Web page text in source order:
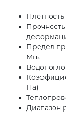
Плотность
Предел
Мпа
Па)
Диапазон